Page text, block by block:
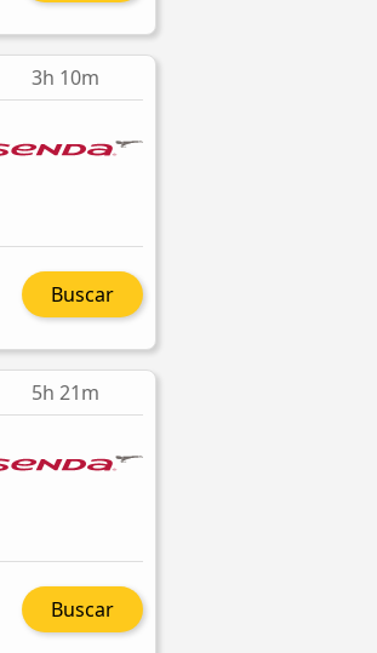
3h 10m
Buscar
5h 21m
Buscar